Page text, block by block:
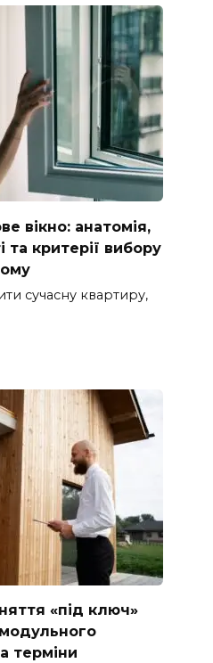
вікно: анатомія,
та критерії вибору
сучасну квартиру,
«під ключ»
терміни